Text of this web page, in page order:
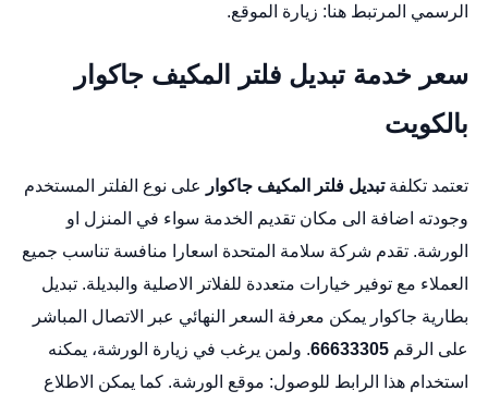
الرسمي المرتبط هنا: زيارة الموقع.
سعر خدمة تبديل فلتر المكيف جاكوار
بالكويت
تعتمد تكلفةتبديل فلتر المكيف جاكوار
على نوع الفلتر المستخدم
وجودته اضافة الى مكان تقديم الخدمة سواء في المنزل او
الورشة. تقدم شركة سلامة المتحدة اسعارا منافسة تناسب جميع
العملاء مع توفير خيارات متعددة للفلاتر الاصلية والبديلة. تبديل
بطارية جاكوار يمكن معرفة السعر النهائي عبر الاتصال المباشر
على الرقم 66633305. ولمن يرغب في زيارة الورشة، يمكنه
استخدام هذا الرابط للوصول: موقع الورشة. كما يمكن الاطلاع